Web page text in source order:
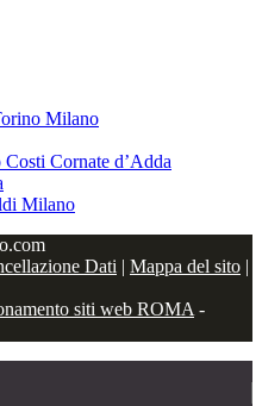
Milano
Cornate d’Adda
Milano
Dati | Mappa del sito |
siti web ROMA -